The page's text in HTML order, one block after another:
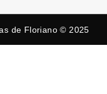
de Floriano © 2025